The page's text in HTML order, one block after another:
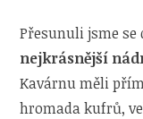
Přesunuli jsme se
nejkrásnější
Kavárnu měli
hromada kufrů,